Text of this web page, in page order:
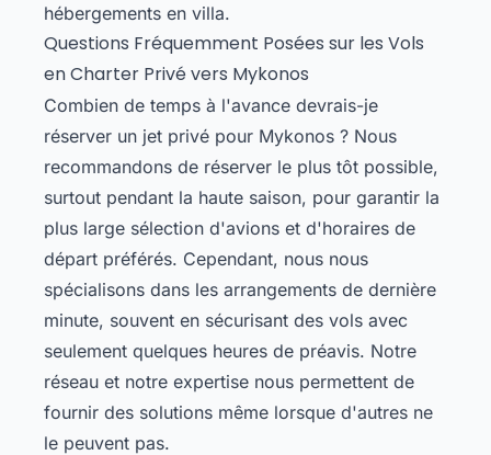
hébergements en villa.
Questions Fréquemment Posées sur les Vols
en Charter Privé vers Mykonos
Combien de temps à l'avance devrais-je
réserver un jet privé pour Mykonos ? Nous
recommandons de réserver le plus tôt possible,
surtout pendant la haute saison, pour garantir la
plus large sélection d'avions et d'horaires de
départ préférés. Cependant, nous nous
spécialisons dans les arrangements de dernière
minute, souvent en sécurisant des vols avec
seulement quelques heures de préavis. Notre
réseau et notre expertise nous permettent de
fournir des solutions même lorsque d'autres ne
le peuvent pas.